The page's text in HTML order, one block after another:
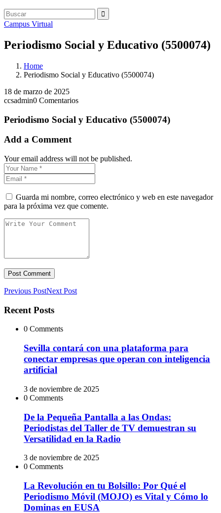
Campus Virtual
Periodismo Social y Educativo (5500074)
Home
Periodismo Social y Educativo (5500074)
18 de marzo de 2025
ccsadmin0 Comentarios
Periodismo Social y Educativo (5500074)
Add a Comment
Your email address will not be published.
Guarda mi nombre, correo electrónico y web en este navegador
para la próxima vez que comente.
Previous PostNext Post
Recent Posts
0 Comments
Sevilla contará con una plataforma para
conectar empresas que operan con inteligencia
artificial
3 de noviembre de 2025
0 Comments
De la Pequeña Pantalla a las Ondas:
Periodistas del Taller de TV demuestran su
Versatilidad en la Radio
3 de noviembre de 2025
0 Comments
La Revolución en tu Bolsillo: Por Qué el
Periodismo Móvil (MOJO) es Vital y Cómo lo
Dominas en EUSA